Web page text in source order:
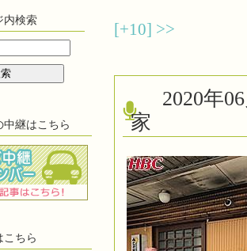
内検索
中継はこちら
こちら
[+10] >>
2020年
家